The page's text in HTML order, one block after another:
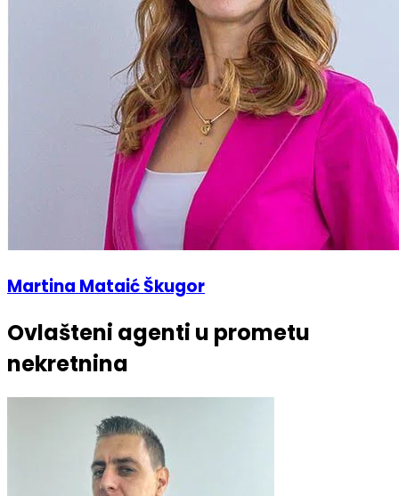
Martina Mataić Škugor
Ovlašteni agenti u prometu
nekretnina